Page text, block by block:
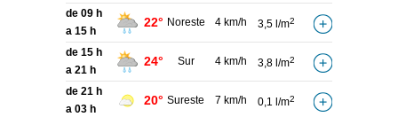
de 09 h
a 15 h
22° Noreste 4 km/h 3,5 l/m2
de 15 h
a 21 h
24° Sur 4 km/h 3,8 l/m2
de 21 h
a 03 h
20° Sureste 7 km/h 0,1 l/m2